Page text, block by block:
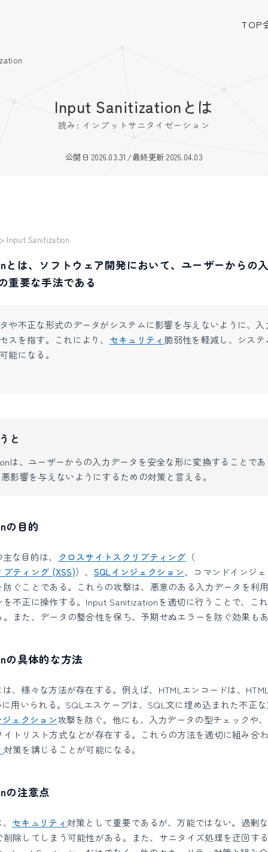
TOP
Input Sanitizationとは
読み: インプットサニタイゼーション
公開日 2026.03.31 /最終更新 2026.04.03
Input Sanitization
とは、ソフトウェア開発において、ユーザーからの
重要な手法である
や不正な形式のデータがシステムに影響を与えないように、
スを指す。これにより、 セキュリティ 脆弱性を軽減し、シス
能になる。
と
は、ユーザーからの入力データを安全な形に変換することで
影響を与えないようにするための対策と言える。
の目的
な目的は、 クロスサイトスクリプティング （
ティング (XSS)）、 SQLインジェクション、コマンドインジ
防ぐことである。これらの攻撃は、悪意のある入力データを利
不正に操作する。Input Sanitizationを適切に行うことで、こ
また、データの整合性を保ち、予期せぬエラーを防ぐ効果も
の具体的な方法
、様々な方法が存在する。例えば、HTMLエンコードは、
用いられる。SQLエスケープは、SQL文に埋め込まれた不正
ェクション攻撃を防ぐ。他にも、入力データの型チェックや
トリスト方式などが存在する。これらの方法を適切に組み合
対策を講じることが可能になる。
の注意点
セキュリティ対策として重要であるが、万能ではない。過剰
除してしまう可能性がある。また、サニタイズ処理を迂回す